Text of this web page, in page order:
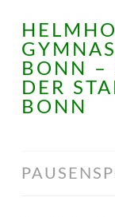
Springe
zum
Inhalt
BONN –
DER
BONN